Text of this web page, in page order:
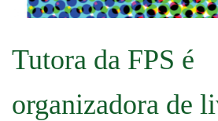
Tutora da FPS é
organizadora de